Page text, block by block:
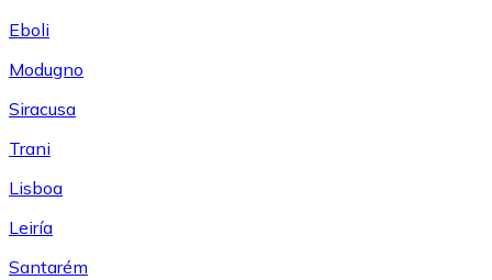
Eboli
Modugno
Siracusa
Trani
Lisboa
Leiría
Santarém